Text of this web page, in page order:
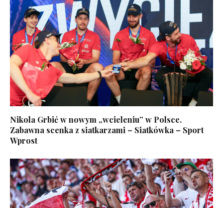
Nikola Grbić w nowym „wcieleniu” w Polsce.
Zabawna scenka z siatkarzami – Siatkówka – Sport
Wprost